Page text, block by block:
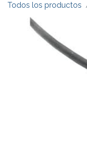
Todos los productos